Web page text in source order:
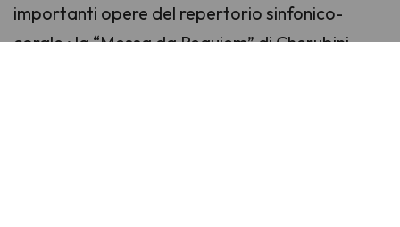
importanti opere del repertorio sinfonico-
corale : la “Messa da Requiem” di Cherubini,